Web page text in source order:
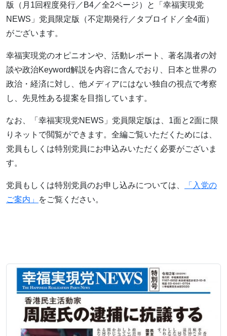
版（月1回程度発行／B4／全2ページ）と「幸福実現党
NEWS」党員限定版（不定期発行／タブロイド／全4面）
がございます。
幸福実現党のオピニオンや、活動レポート、著名識者の対
談や政治Keyword解説を内容に含んでおり、日本と世界の
政治・経済に対し、他メディアにはない独自の視点で考察
し、先見性ある提案を目指しています。
なお、「幸福実現党NEWS」党員限定版は、1面と2面に限
りネットで閲覧ができます。全編ご覧いただくためには、
党員もしくは特別党員にお申込みいただく必要がございま
す。
党員もしくは特別党員のお申し込みについては、
「入党の
ご案内」
をご覧ください。